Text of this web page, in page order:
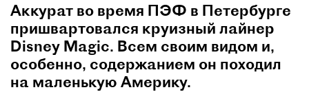
Аккурат во время ПЭФ в Петербурге
пришвартовался круизный лайнер
Disney Magic. Всем своим видом и,
особенно, содержанием он походил
на маленькую Америку.